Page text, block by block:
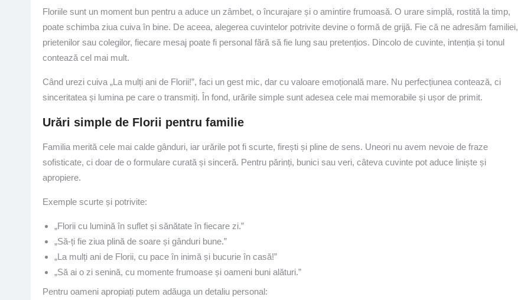
Floriile sunt un moment bun pentru a aduce un zâmbet, o încurajare și o amintire frumoasă. O urare simplă, rostită la timp,
poate schimba ziua cuiva în bine. De aceea, alegerea cuvintelor potrivite devine o formă de grijă. Fie că ne adresăm familiei,
prietenilor sau colegilor, fiecare mesaj poate fi personal fără să fie lung sau pretențios. Dincolo de cuvinte, intenția și tonul
contează cel mai mult.
Când urezi cuiva „La mulți ani de Florii!”, faci un gest mic, dar cu valoare emoțională mare. Nu perfecțiunea contează, ci
sinceritatea și lumina pe care o transmiți. În fond, urările simple sunt adesea cele mai memorabile și ușor de primit.
Urări simple de Florii pentru familie
Familia merită cele mai calde gânduri, iar urările pot fi scurte, firești și pline de sens. Uneori nu avem nevoie de fraze
sofisticate, ci doar de o formulare curată și sinceră. Pentru părinți, bunici sau veri, câteva cuvinte pot aduce liniște și
apropiere.
Exemple scurte și potrivite:
„Florii cu lumină în suflet și sănătate în fiecare zi.”
„Să-ți fie ziua plină de soare și gânduri bune.”
„La mulți ani de Florii, cu pace în inimă și bucurie în casă!”
„Să ai o zi senină, cu momente frumoase și oameni buni alături.”
Pentru oameni apropiați putem adăuga un detaliu personal: